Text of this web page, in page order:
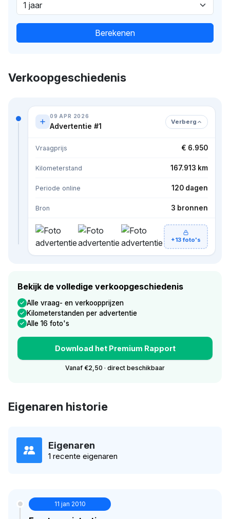
Berekenen
Verkoopgeschiedenis
09 APR 2026
Advertentie #1 Verberg
Vraagprijs € 6.950
Kilometerstand 167.913 km
Periode online 120 dagen
Bron 3 bronnen
+13 foto's
Bekijk de volledige verkoopgeschiedenis
Alle vraag- en verkoopprijzen
Kilometerstanden per advertentie
Alle 16 foto's
Download het Premium Rapport
Vanaf €2,50 · direct beschikbaar
Eigenaren historie
Eigenaren
1 recente eigenaren
11 jan 2010